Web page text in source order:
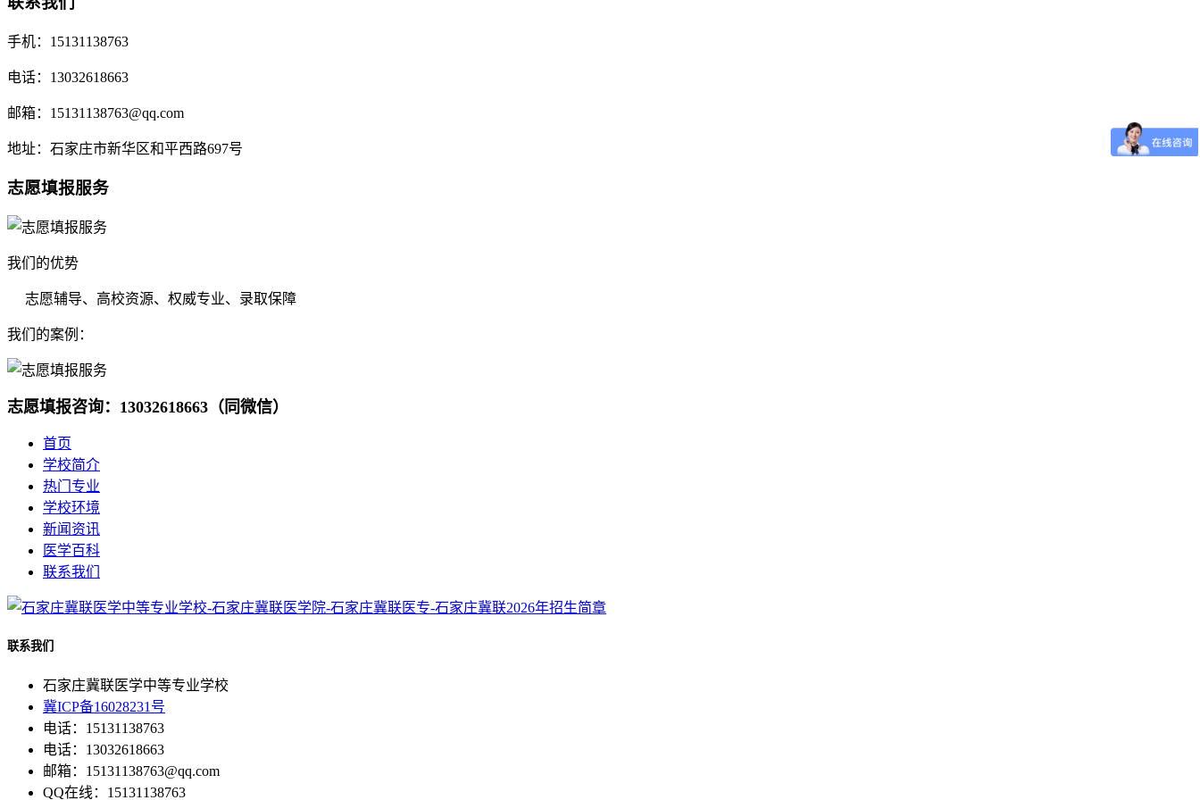
手机：15131138763
电话：13032618663
邮箱：15131138763@qq.com
地址：石家庄市新华区和平西路697号
志愿填报服务
我们的优势
志愿辅导、高校资源、权威专业、录取保障
我们的案例：
志愿填报咨询：13032618663（同微信）
首页
学校简介
热门专业
学校环境
新闻资讯
医学百科
联系我们
联系我们
石家庄冀联医学中等专业学校
冀ICP备16028231号
电话：15131138763
电话：13032618663
邮箱：15131138763@qq.com
QQ在线：15131138763